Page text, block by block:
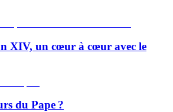
XIV, un cœur à cœur avec le
du Pape ?